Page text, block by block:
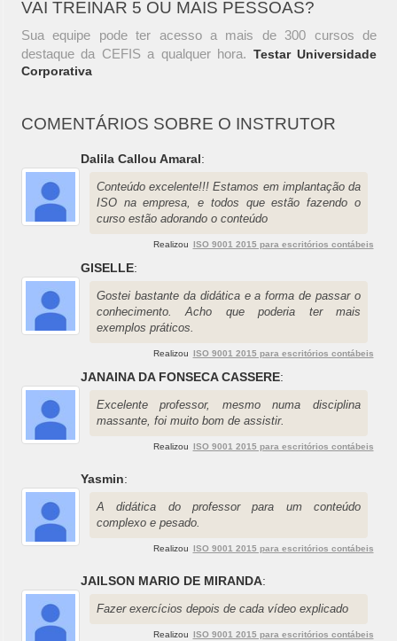
VAI TREINAR 5 OU MAIS PESSOAS?
Sua equipe pode ter acesso a mais de 300 cursos de
destaque da CEFIS a qualquer hora. Testar Universidade
Corporativa
COMENTÁRIOS SOBRE O INSTRUTOR
Dalila Callou Amaral:
Conteúdo excelente!!! Estamos em implantação da
ISO na empresa, e todos que estão fazendo o
curso estão adorando o conteúdo
Realizou ISO 9001 2015 para escritórios contábeis
GISELLE:
Gostei bastante da didática e a forma de passar o
conhecimento. Acho que poderia ter mais
exemplos práticos.
Realizou ISO 9001 2015 para escritórios contábeis
JANAINA DA FONSECA CASSERE:
Excelente professor, mesmo numa disciplina
massante, foi muito bom de assistir.
Realizou ISO 9001 2015 para escritórios contábeis
Yasmin:
A didática do professor para um conteúdo
complexo e pesado.
Realizou ISO 9001 2015 para escritórios contábeis
JAILSON MARIO DE MIRANDA:
Fazer exercícios depois de cada vídeo explicado
Realizou ISO 9001 2015 para escritórios contábeis